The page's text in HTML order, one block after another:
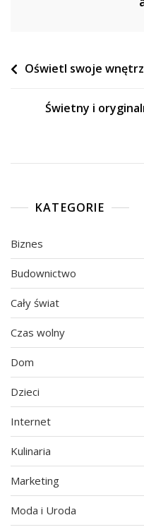
Nawigacja
Oświetl swoje
Świetny i
KATEGORIE
Biznes
Budownictwo
Cały świat
Czas wolny
Dom
Dzieci
Internet
Kulinaria
Marketing
Moda i Uroda